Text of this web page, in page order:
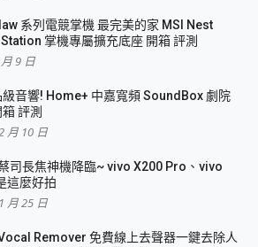
系列電競掌機 最完美的家 MSI Nest
掌機專屬擴充底座 開箱 評測
9 日
級音響! Home+ 中嘉寬頻 SoundBox 劇院
評測
月 10 日
司長焦神機降臨~ vivo X200 Pro、vivo
這麼好拍
月 25 日
Remover 免費線上去聲器一鍵去除人